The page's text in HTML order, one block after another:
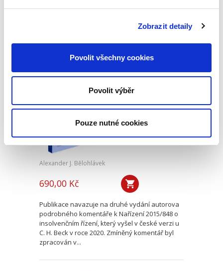
Zobrazit detaily
Povolit všechny cookies
Povolit výběr
Pouze nutné cookies
vést k soudnímu sporu. Předkládaná publikace
takovým sporem souvisí. Popisuje postupy při
Evropské
v českém civilním
Alexander J. Bělohlávek
690,00 Kč
Publikace navazuje na druhé vydání autorova
podrobného komentáře k Nařízení 2015/848 o
insolvenčním řízení, který vyšel v české verzi u
C. H. Beck v roce 2020. Zmíněný komentář byl
zpracován v...